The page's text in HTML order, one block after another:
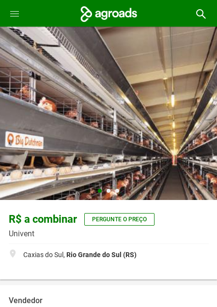
R$ a combinar PERGUNTE O PREÇO
Univent
Caxias do Sul, Rio Grande do Sul (RS)
Vendedor